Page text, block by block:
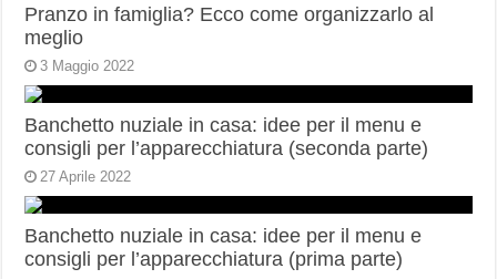
Pranzo in famiglia? Ecco come organizzarlo al
meglio
3 Maggio 2022
Banchetto nuziale in casa: idee per il menu e
consigli per l’apparecchiatura (seconda parte)
27 Aprile 2022
Banchetto nuziale in casa: idee per il menu e
consigli per l’apparecchiatura (prima parte)